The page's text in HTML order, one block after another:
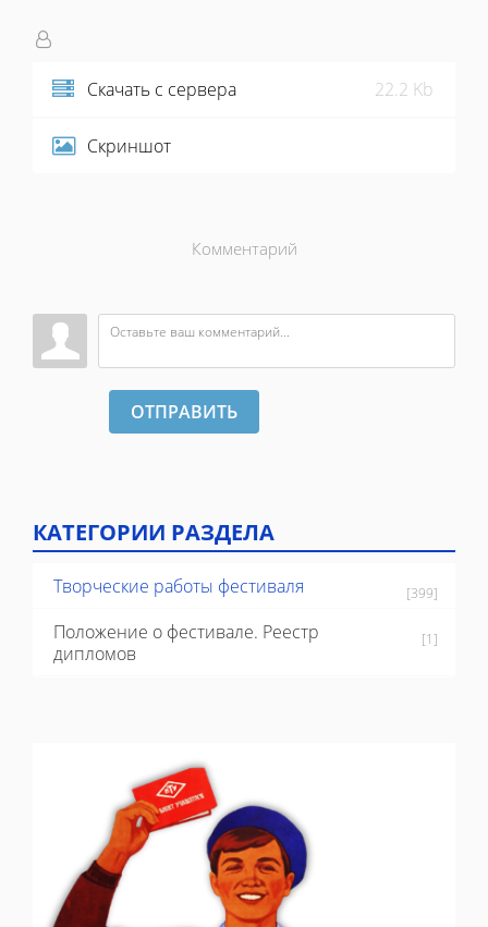
Скачать с сервера 22.2 Kb
Скриншот
Комментарий
ОТПРАВИТЬ
КАТЕГОРИИ РАЗДЕЛА
Творческие работы фестиваля [399]
Положение о фестивале. Реестр
дипломов
[1]